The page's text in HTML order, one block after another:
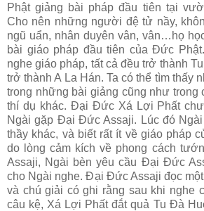
Phật giảng bài pháp đầu tiên tại
Cho nên những người đệ tử nầy,
ngũ uẩn, nhân duyên vân, vân…họ
bài giáo pháp đầu tiên của Đức
nghe giáo pháp, tất cả đều trở thành
trở thành A La Hán. Ta có thể tìm thấy
trong những bài giảng cũng như trong
thí dụ khác. Đại Đức Xá Lợi Phất
Ngài gặp Đại Đức Assaji. Lúc đó
thầy khác, và biết rất ít về giáo pháp
do lòng cảm kích về phong cách
Assaji, Ngài bèn yêu cầu Đại Đức
cho Ngài nghe. Đại Đức Assaji đọc
và chú giải có ghi rằng sau khi nghe
câu kệ, Xá Lợi Phất đắt quả Tu Đà